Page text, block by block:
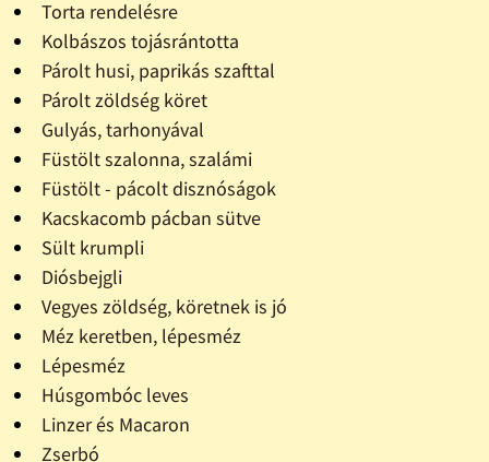
Torta rendelésre
Kolbászos tojásrántotta
Párolt husi, paprikás szafttal
Párolt zöldség köret
Gulyás, tarhonyával
Füstölt szalonna, szalámi
Füstölt - pácolt disznóságok
Kacskacomb pácban sütve
Sült krumpli
Diósbejgli
Vegyes zöldség, köretnek is jó
Méz keretben, lépesméz
Lépesméz
Húsgombóc leves
Linzer és Macaron
Zserbó